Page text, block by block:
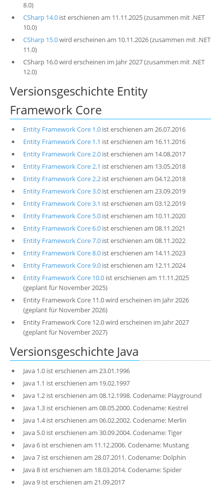
8.0)
CSharp 14.0ist erschienen am 11.11.2025 (zusammen mit .NET
10.0)
CSharp 15.0wird erscheinen am 10.11.2026 (zusammen mit .NET
11.0)
CSharp 16.0 wird erscheinen im Jahr 2027 (zusammen mit .NET
12.0)
Versionsgeschichte Entity
Framework Core
Entity Framework Core 1.0ist erschienen am 26.07.2016
Entity Framework Core 1.1 ist erschienen am 16.11.2016
Entity Framework Core 2.0ist erschienen am 14.08.2017
Entity Framework Core 2.1 ist erschienen am 13.05.2018
Entity Framework Core 2.2ist erschienen am 04.12.2018
Entity Framework Core 3.0ist erschienen am 23.09.2019
Entity Framework Core 3.1 ist erschienen am 03.12.2019
Entity Framework Core 5.0ist erschienen am 10.11.2020
Entity Framework Core 6.0ist erschienen am 08.11.2021
Entity Framework Core 7.0ist erschienen am 08.11.2022
Entity Framework Core 8.0ist erschienen am 14.11.2023
Entity Framework Core 9.0ist erschienen am 12.11.2024
Entity Framework Core 10.0ist erschienen am 11.11.2025
(geplant für November 2025)
Entity Framework Core 11.0 wird erscheinen im Jahr 2026
(geplant für November 2026)
Entity Framework Core 12.0 wird erscheinen im Jahr 2027
(geplant für November 2027)
Versionsgeschichte Java
Java 1.0 ist erschienen am 23.01.1996
Java 1.1 ist erschienen am 19.02.1997
Java 1.2 ist erschienen am 08.12.1998. Codename: Playground
Java 1.3 ist erschienen am 08.05.2000. Codename: Kestrel
Java 1.4 ist erschienen am 06.02.2002. Codename: Merlin
Java 5.0 ist erschienen am 30.09.2004. Codename: Tiger
Java 6 ist erschienen am 11.12.2006. Codename: Mustang
Java 7 ist erschienen am 28.07.2011. Codename: Dolphin
Java 8 ist erschienen am 18.03.2014. Codename: Spider
Java 9 ist erschienen am 21.09.2017